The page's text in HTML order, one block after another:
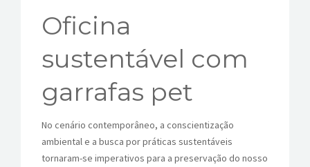
Oficina
sustentável com
garrafas pet
No cenário contemporâneo, a conscientização
ambiental e a busca por práticas sustentáveis
tornaram-se imperativos para a preservação do nosso